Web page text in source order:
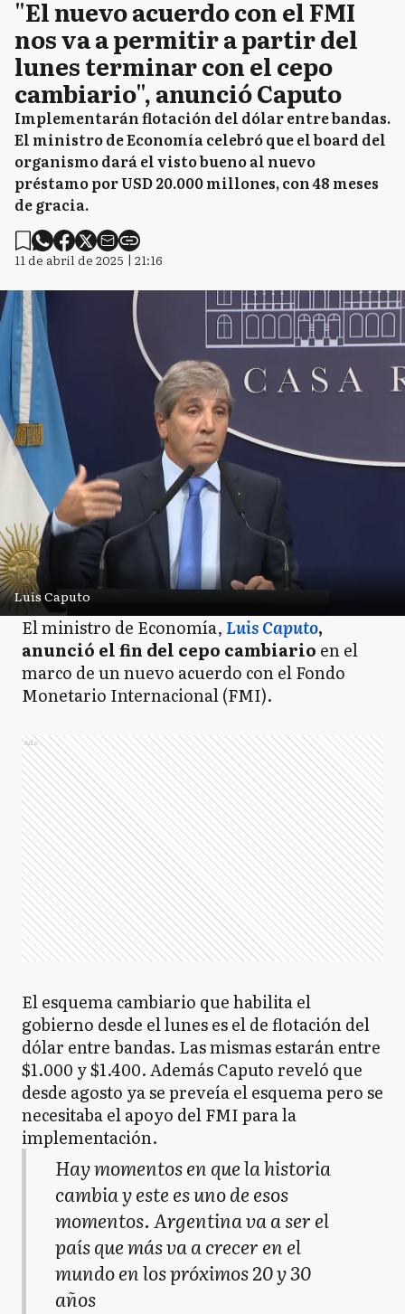
"El nuevo acuerdo con el FMI
nos va a permitir a partir del
lunes terminar con el cepo
cambiario", anunció Caputo
Implementarán flotación del dólar entre bandas.
El ministro de Economía celebró que el board del
organismo dará el visto bueno al nuevo
préstamo por USD 20.000 millones, con 48 meses
de gracia.
11 de abril de 2025 | 21:16
Luis Caputo
El ministro de Economía,Luis Caputo,
anunció el fin del cepo cambiario en el
marco de un nuevo acuerdo con el Fondo
Monetario Internacional (FMI).
Ads
El esquema cambiario que habilita el
gobierno desde el lunes es el de flotación del
dólar entre bandas. Las mismas estarán entre
$1.000 y $1.400. Además Caputo reveló que
desde agosto ya se preveía el esquema pero se
necesitaba el apoyo del FMI para la
implementación.
Hay momentos en que la historia
cambia y este es uno de esos
momentos. Argentina va a ser el
país que más va a crecer en el
mundo en los próximos 20 y 30
años